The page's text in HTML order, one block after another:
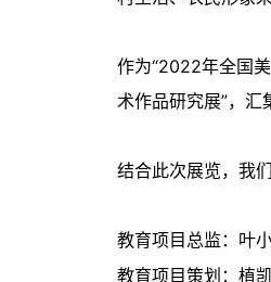
作为“2022年全国
术作品研究展”，汇
结合此次展览，我
教育项目总监：叶
教育项目策划：植